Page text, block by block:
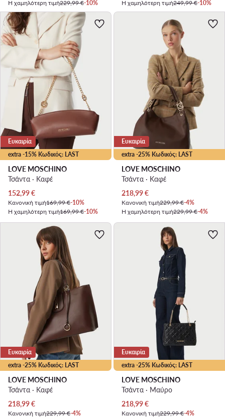
Η χαμηλότερη τιμή229,99 €-10%
Η χαμηλότερη τιμή249,99 €-10%
extra -15% Κωδικός: LAST
Ευκαιρία
LOVE MOSCHINO
Τσάντα · Καφέ
Τρέχουσα τιμή
152,99€
Κανονική τιμή169,99 €-10%
Η χαμηλότερη τιμή169,99 €-10%
extra -25% Κωδικός: LAST
Ευκαιρία
LOVE MOSCHINO
Τσάντα · Καφέ
Τρέχουσα τιμή
218,99€
Κανονική τιμή229,99 €-4%
Η χαμηλότερη τιμή229,99 €-4%
extra -25% Κωδικός: LAST
Ευκαιρία
LOVE MOSCHINO
Τσάντα · Καφέ
Τρέχουσα τιμή
218,99€
Κανονική τιμή229,99 €-4%
extra -25% Κωδικός: LAST
Ευκαιρία
LOVE MOSCHINO
Τσάντα · Μαύρο
Τρέχουσα τιμή
218,99€
Κανονική τιμή229,99 €-4%